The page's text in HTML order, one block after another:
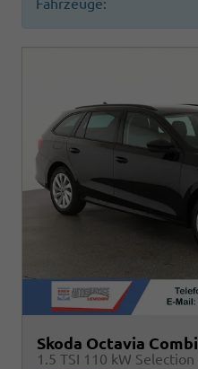
Skoda Octavia Combi